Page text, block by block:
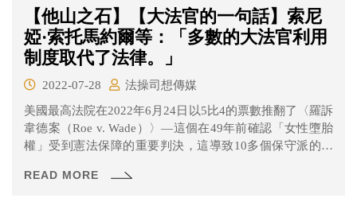
【他山之石】【大法官的一句話】索尼
婭·索托馬約爾等：「多數的大法官利用
制度取代了法律。」
2022-07-28
法操司想傳媒
美國最高法院在2022年6月24日以5比4的票數推翻了〈羅訴
韋德案（Roe v. Wade）〉—這個在49年前確認「女性墮胎
權」受到憲法保障的重要判決，這導致10多個保守派的地
於自由派的三位大法官布雷耶(Stephen Breyer)、卡根(Elena
READ MORE